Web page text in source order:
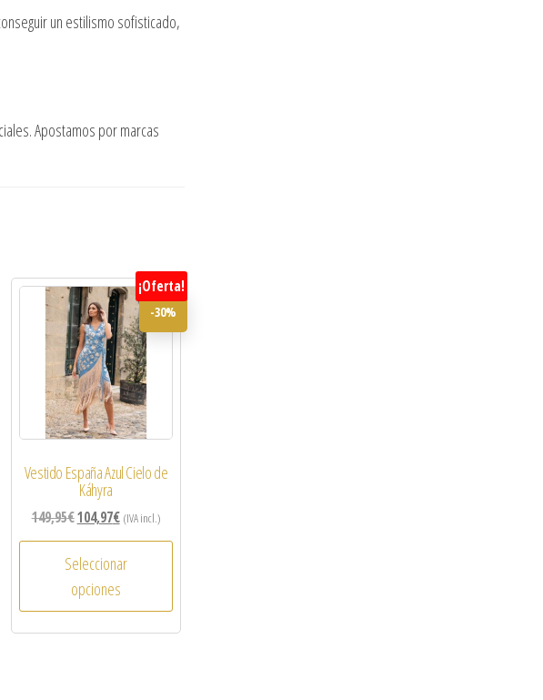
un estilismo sofisticado,
Apostamos por marcas
¡Oferta!
Vestido España Azul Cielo de
Káhyra
149,95€104,97€ (IVA incl.)
Seleccionar
opciones
-30%